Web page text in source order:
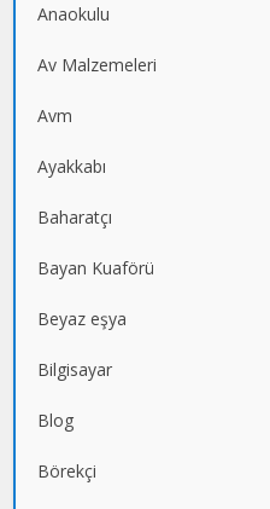
Anaokulu
Av Malzemeleri
Avm
Ayakkabı
Baharatçı
Bayan Kuaförü
Beyaz eşya
Bilgisayar
Blog
Börekçi